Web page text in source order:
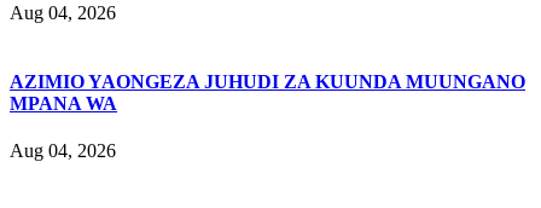
Aug 04, 2026
AZIMIO YAONGEZA JUHUDI ZA KUUNDA MUUNGANO
MPANA WA
Aug 04, 2026